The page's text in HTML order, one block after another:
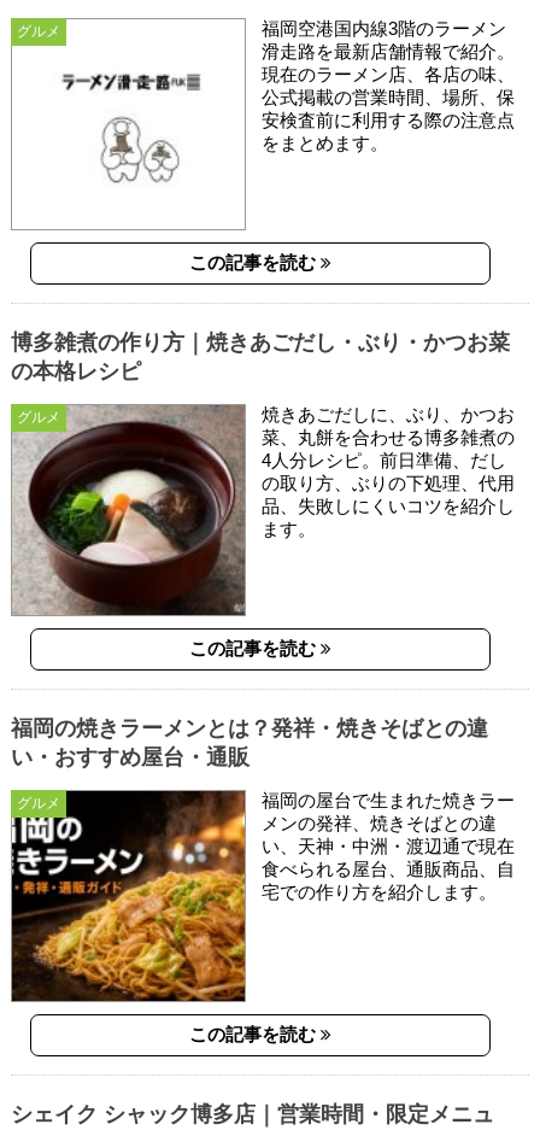
グルメ
福岡空港国内線3階のラーメン
滑走路を最新店舗情報で紹介。
現在のラーメン店、各店の味、
公式掲載の営業時間、場所、保
安検査前に利用する際の注意点
をまとめます。
この記事を読む
グルメ
博多雑煮の作り方｜焼きあごだし・ぶり・かつお菜
の本格レシピ
焼きあごだしに、ぶり、かつお
菜、丸餅を合わせる博多雑煮の
4人分レシピ。前日準備、だし
の取り方、ぶりの下処理、代用
品、失敗しにくいコツを紹介し
ます。
この記事を読む
グルメ
福岡の焼きラーメンとは？発祥・焼きそばとの違
い・おすすめ屋台・通販
福岡の屋台で生まれた焼きラー
メンの発祥、焼きそばとの違
い、天神・中洲・渡辺通で現在
食べられる屋台、通販商品、自
宅での作り方を紹介します。
この記事を読む
シェイク シャック博多店｜営業時間・限定メニュ